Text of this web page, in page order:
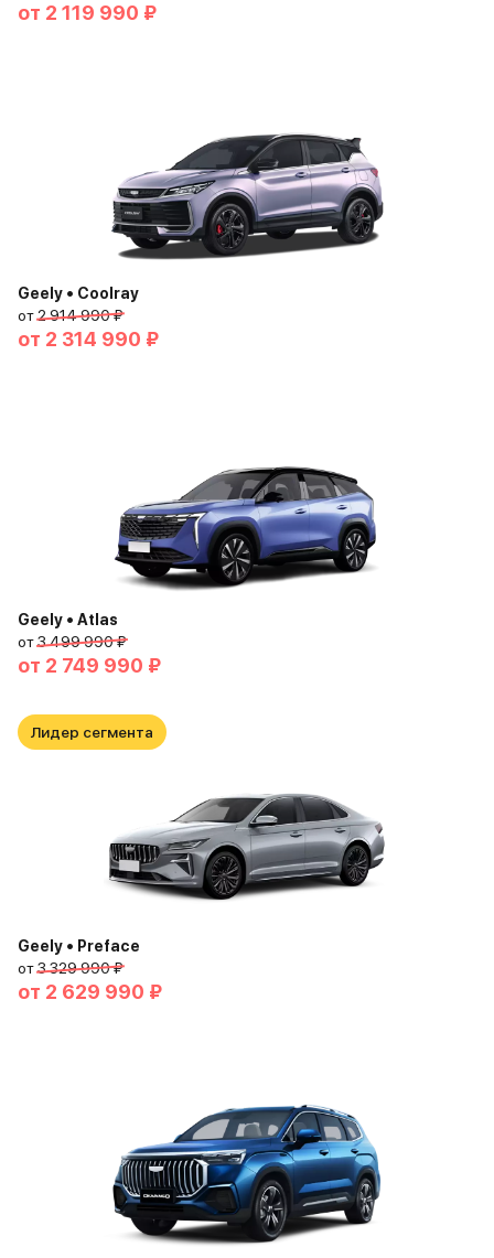
от 2 119 990 ₽
Geely • Coolray
от2 914 990 ₽
от 2 314 990 ₽
Geely • Atlas
от3 499 990 ₽
от 2 749 990 ₽
Лидер сегмента
Geely • Preface
от3 329 990 ₽
от 2 629 990 ₽